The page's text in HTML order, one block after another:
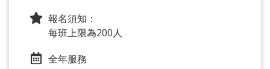
報名須知：
每班上限為200人
全年服務